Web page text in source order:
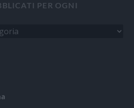
PER OGNI